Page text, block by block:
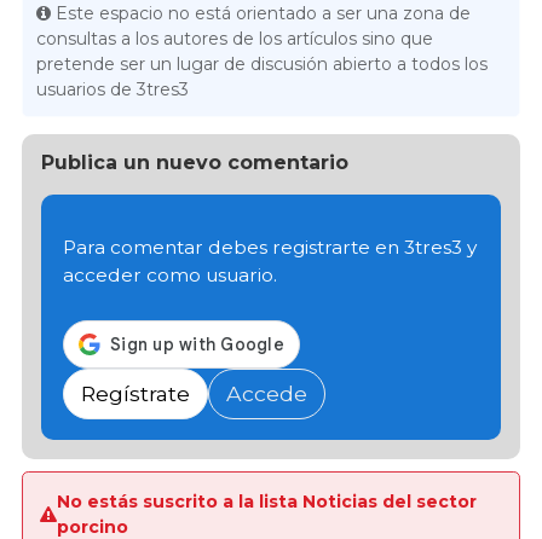
Este espacio no está orientado a ser una zona de
consultas a los autores de los artículos sino que
pretende ser un lugar de discusión abierto a todos los
usuarios de 3tres3
Publica un nuevo comentario
Para comentar debes registrarte en 3tres3 y
acceder como usuario.
Regístrate Accede
No estás suscrito a la lista Noticias del sector
porcino